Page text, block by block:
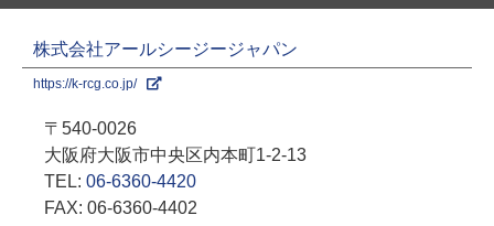
株式会社アールシージージャパン
https://k-rcg.co.jp/
〒540-0026
大阪府大阪市中央区内本町1-2-13
TEL: 06-6360-4420
FAX: 06-6360-4402